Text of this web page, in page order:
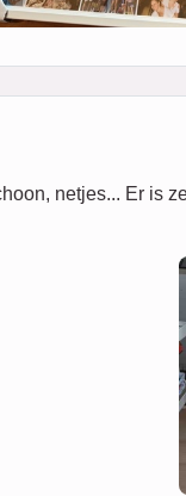
netjes... Er is